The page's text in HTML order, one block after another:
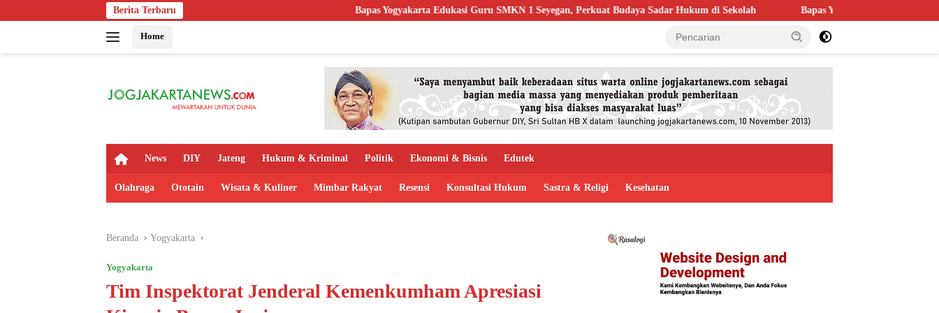
ke
Berita Terbaru Bapas Yogyakarta Edukasi Guru SMKN 1 Seyegan, Perkuat Budaya Sadar Hukum di Sekolah Bapas Yogyakarta Perkuat Kolaborasi dengan Poltek
Home
H
m
News DIY Jateng Hukum & Kriminal Politik Ekonomi & Bisnis Edutek
Olahraga Ototain Wisata & Kuliner Mimbar Rakyat Resensi Konsultasi Hukum Sastra & Religi Kesehatan
Beranda Yogyakarta
Yogyakarta
Tim Inspektorat Jenderal Kemenkumham Apresiasi